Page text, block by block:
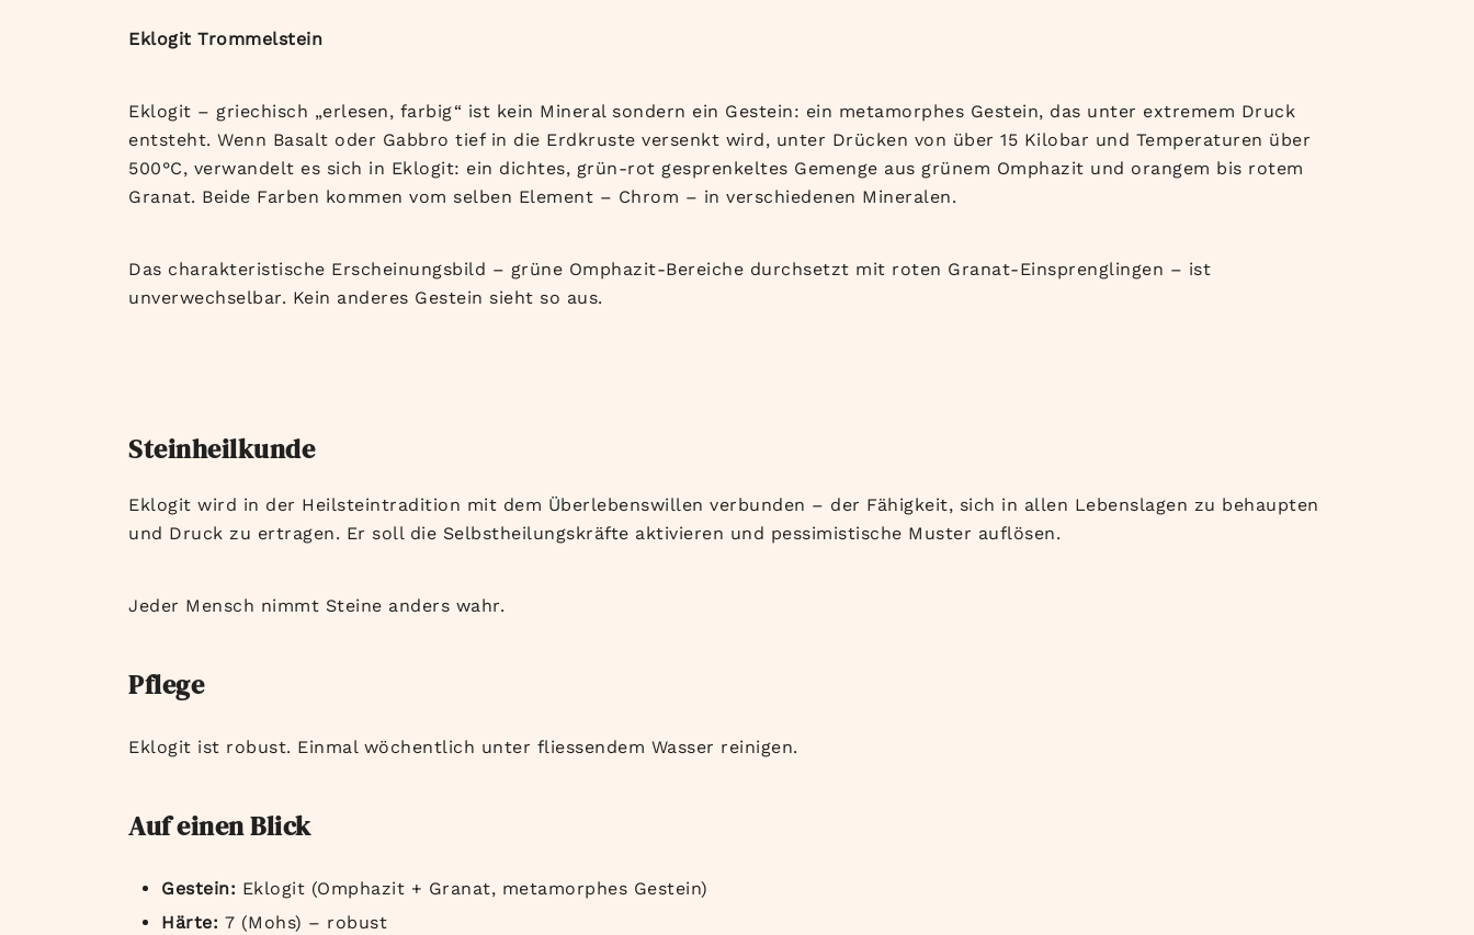
Eklogit Trommelstein
Eklogit – griechisch „erlesen, farbig“ ist kein Mineral sondern ein Gestein: ein metamorphes Gestein, das unter extremem Druck
entsteht. Wenn Basalt oder Gabbro tief in die Erdkruste versenkt wird, unter Drücken von über 15 Kilobar und Temperaturen über
500°C, verwandelt es sich in Eklogit: ein dichtes, grün-rot gesprenkeltes Gemenge aus grünem Omphazit und orangem bis rotem
Granat. Beide Farben kommen vom selben Element – Chrom – in verschiedenen Mineralen.
Das charakteristische Erscheinungsbild – grüne Omphazit-Bereiche durchsetzt mit roten Granat-Einsprenglingen – ist
unverwechselbar. Kein anderes Gestein sieht so aus.
Steinheilkunde
Eklogit wird in der Heilsteintradition mit dem Überlebenswillen verbunden – der Fähigkeit, sich in allen Lebenslagen zu behaupten
und Druck zu ertragen. Er soll die Selbstheilungskräfte aktivieren und pessimistische Muster auflösen.
Jeder Mensch nimmt Steine anders wahr.
Pflege
Eklogit ist robust. Einmal wöchentlich unter fliessendem Wasser reinigen.
Auf einen Blick
Gestein: Eklogit (Omphazit + Granat, metamorphes Gestein)
Härte: 7 (Mohs) – robust